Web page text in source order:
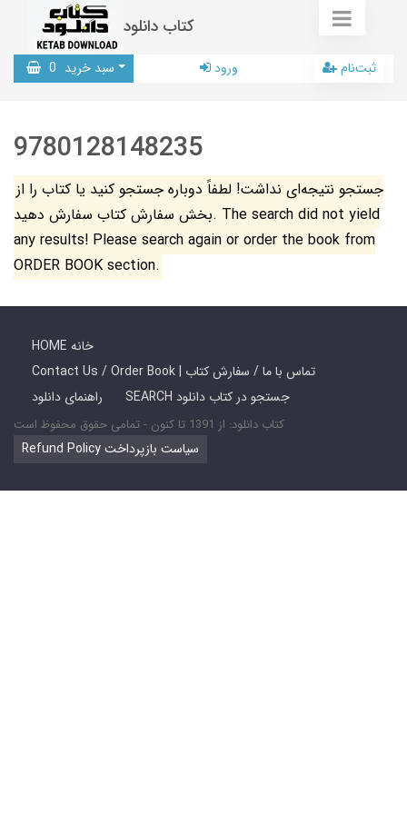
کتاب دانلود
سبد خرید 0 ورود ثبت‌نام
9780128148235
جستجو نتیجه‌ای نداشت! لطفاً دوباره جستجو کنید یا کتاب را از
بخش سفارش کتاب سفارش دهید. The search did not yield
any results! Please search again or order the book from
ORDER BOOK section.
HOME خانه
Contact Us / Order Book | تماس با ما / سفارش کتاب
راهنمای دانلود
SEARCH جستجو در کتاب دانلود
کتاب دانلود: از 1391 تا کنون - تمامی حقوق محفوظ است
Refund Policy سیاست بازپرداخت